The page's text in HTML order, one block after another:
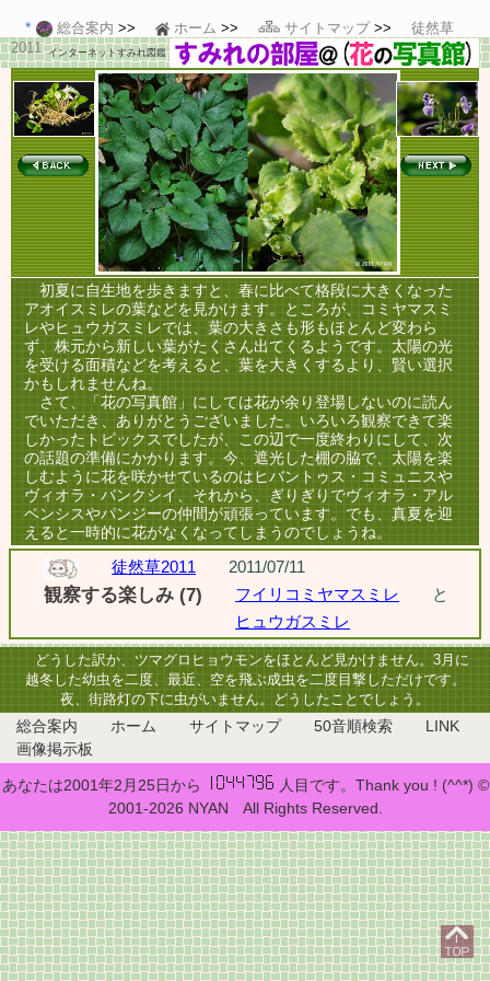
総合案内 ホーム サイトマップ
徒然草
2011 インターネットすみれ図鑑
初夏に自生地を歩きますと、春に比べて格段に大きくなった
アオイスミレの葉などを見かけます。ところが、コミヤマスミ
レやヒュウガスミレでは、葉の大きさも形もほとんど変わら
ず、株元から新しい葉がたくさん出てくるようです。太陽の光
を受ける面積などを考えると、葉を大きくするより、賢い選択
かもしれませんね。
さて、「花の写真館」にしては花が余り登場しないのに読ん
でいただき、ありがとうございました。いろいろ観察できて楽
しかったトピックスでしたが、この辺で一度終わりにして、次
の話題の準備にかかります。今、遮光した棚の脇で、太陽を楽
しむように花を咲かせているのはヒバントゥス・コミュニスや
ヴィオラ・バンクシイ、それから、ぎりぎりでヴィオラ・アル
ベンシスやパンジーの仲間が頑張っています。でも、真夏を迎
えると一時的に花がなくなってしまうのでしょうね。
徒然草2011 2011/07/11
観察する楽しみ (7) フイリコミヤマスミレ
と
ヒュウガスミレ
どうした訳か、ツマグロヒョウモンをほとんど見かけません。3月に
越冬した幼虫を二度、最近、空を飛ぶ成虫を二度目撃しただけです。
夜、街路灯の下に虫がいません。どうしたことでしょう。
総合案内 ホーム サイトマップ 50音順検索
LINK
画像掲示板
あなたは2001年2月25日から
人目です。Thank you ! (^^*) ©
2001-2026 NYAN All Rights Reserved.